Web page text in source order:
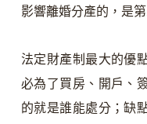
影響離婚分產的，是
法定財產制最大的優
必為了買房、開戶、
的就是誰能處分；缺